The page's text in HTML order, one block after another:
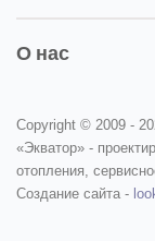
О нас
Copyright © 2009 -
«Экватор» -
отопления,
Создание сайта -